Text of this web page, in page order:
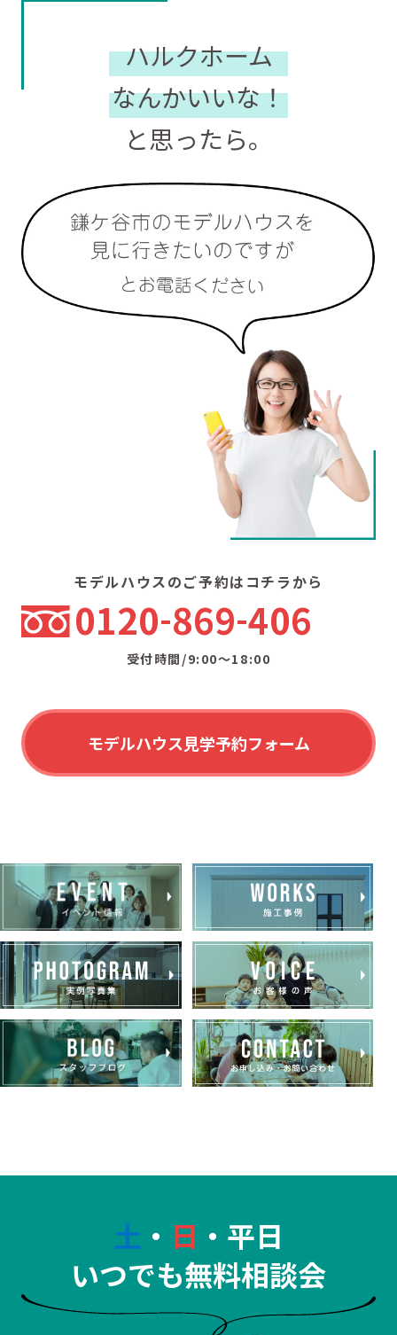
ハルクホーム
なんかいいな！
と思ったら。
モデルハウスのご予約はコチラから
0120 869 406
受付時間/9:00〜18:00
モデルハウス見学予約フォーム
土 ・ 日 ・平日
いつでも無料相談会